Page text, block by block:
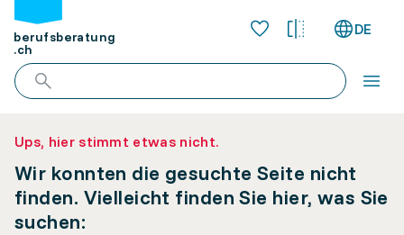
berufsberatung
.ch
DE
Ups, hier stimmt etwas nicht.
Wir konnten die gesuchte Seite nicht
finden. Vielleicht finden Sie hier, was Sie
suchen: